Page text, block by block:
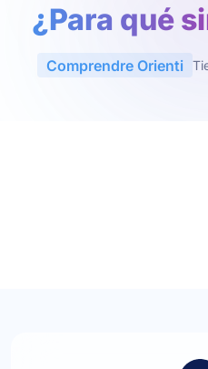
¿Para qué
Comprendre Orienti